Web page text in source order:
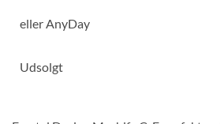
eller AnyDay
Udsolgt